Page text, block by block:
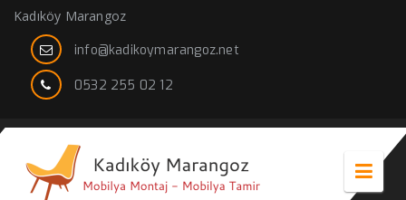
Kadıköy Marangoz
info@kadikoymarangoz.net
0532 255 02 12